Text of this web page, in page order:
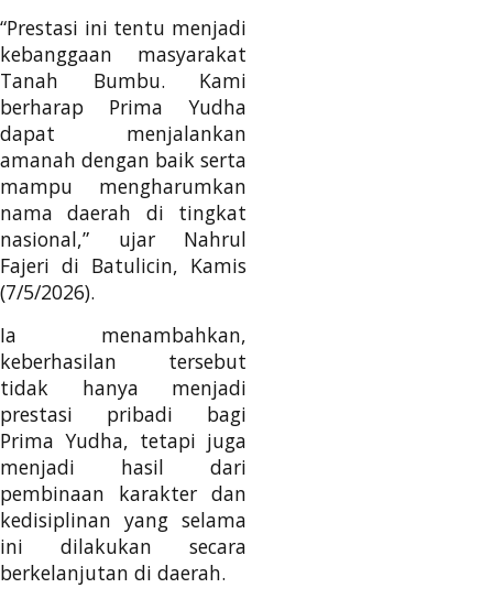
“Prestasi ini tentu menjadi
kebanggaan masyarakat
Tanah Bumbu. Kami
berharap Prima Yudha
dapat menjalankan
amanah dengan baik serta
mampu mengharumkan
nama daerah di tingkat
nasional,” ujar Nahrul
Fajeri di Batulicin, Kamis
(7/5/2026).
Ia menambahkan,
keberhasilan tersebut
tidak hanya menjadi
prestasi pribadi bagi
Prima Yudha, tetapi juga
menjadi hasil dari
pembinaan karakter dan
kedisiplinan yang selama
ini dilakukan secara
berkelanjutan di daerah.